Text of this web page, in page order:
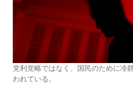
党利党略ではなく、国民のために冷
われている。